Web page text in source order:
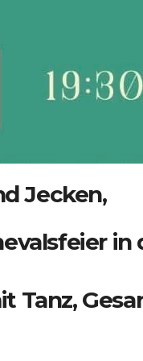
Jecken,